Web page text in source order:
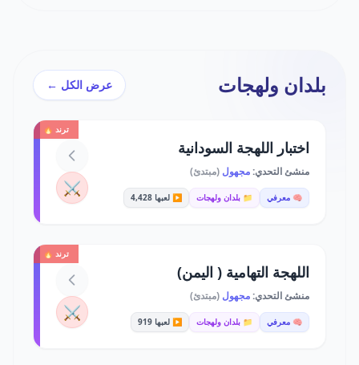
بلدان ولهجات عرض الكل ←
ترند 🔥
اختبار اللهجة السودانية
منشئ التحدي:مجهول (مبتدئ)
🧠 معرفي 📁 بلدان ولهجات ▶️ لعبها 4,428 ⚔️
ترند 🔥
اللهجة التهامية ( اليمن)
منشئ التحدي:مجهول (مبتدئ)
🧠 معرفي 📁 بلدان ولهجات ▶️ لعبها 919 ⚔️